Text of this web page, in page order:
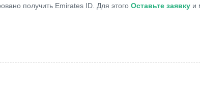
получить Emirates ID. Для этого Оставьте заявку и